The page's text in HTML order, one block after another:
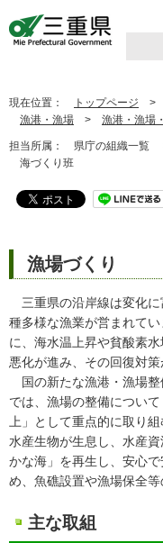
現在位置： トップページ >
漁港・漁場 > 漁港・漁場
担当所属： 県庁の組織一覧
海づくり班
漁場づくり
三重県の沿岸線は変化に
種多様な漁業が営まれて
に、海水温上昇や貧酸素
悪化が進み、その回復対
国の新たな漁港・漁場整
では、漁場の整備につい
上」として重点的に取り
水産生物が生息し、水産
かな海」を再生し、安心
め、魚礁設置や漁場保全等
主な取組